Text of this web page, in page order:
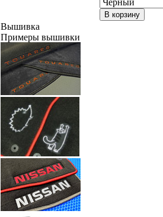
В корзину
Вышивка
Примеры вышивки